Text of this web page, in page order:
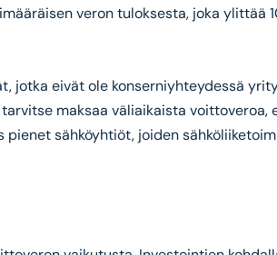
veron tuloksesta, joka ylittää
eivät ole konserniyhteydessä
maksaa väliaikaista
sähköyhtiöt, joiden